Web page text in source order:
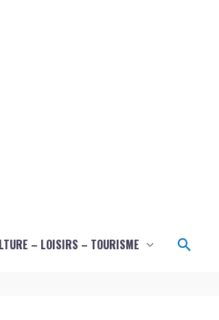
– LOISIRS – TOURISME